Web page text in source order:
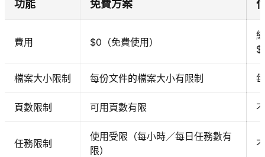
功能 免費方案
費用 $0（免費使用）
檔案大小限制 每份文件的檔案大小有限制
頁數限制 可用頁數有限
任務限制
使用受限（每小時／每日任務數有
限）